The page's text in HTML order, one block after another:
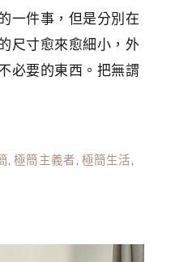
一件事，但是分別在
尺寸愈來愈細小，外
必要的東西。把無謂
,極簡主義者, 極簡生活,